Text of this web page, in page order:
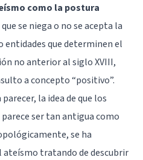
como la postura
se niega o no se acepta la
entidades que determinen el
no anterior al siglo XVIII,
a concepto “positivo”.
la idea de que los
ser tan antigua como
se ha
ateísmo tratando de descubrir